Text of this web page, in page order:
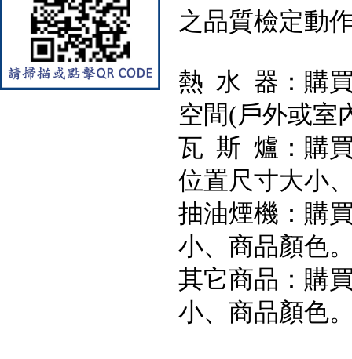
之品質檢定動
熱 水 器：購
空間(戶外或室
瓦 斯 爐：購
位置尺寸大小
抽油煙機：購
小、商品顏色
其它商品：購
小、商品顏色